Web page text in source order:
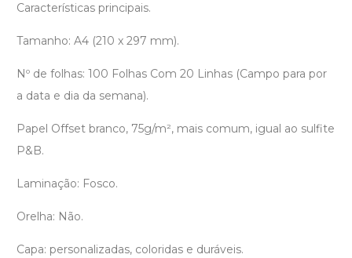
Características principais.
Tamanho: A4 (210 x 297 mm).
Nº de folhas: 100 Folhas Com 20 Linhas (Campo para por
a data e dia da semana).
Papel Offset branco, 75g/m², mais comum, igual ao sulfite
P&B.
Laminação: Fosco.
Orelha: Não.
Capa: personalizadas, coloridas e duráveis.